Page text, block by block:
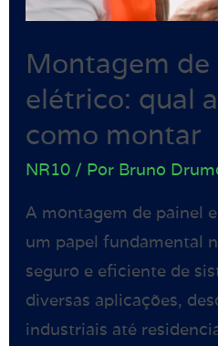
Montagem de
elétrico: qual
como montar
NR10/ Por Bruno
A montagem de painel
um papel fundamental
seguro e eficiente de
diversas aplicações,
industriais até